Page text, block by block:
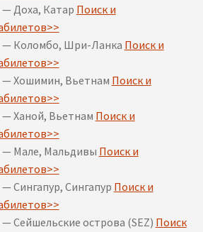
— Доха, Катар Поиск и
— Коломбо, Шри-Ланка Поиск и
— Хошимин, Вьетнам Поиск и
— Ханой, Вьетнам Поиск и
— Мале, Мальдивы Поиск и
Сингапур, Сингапур Поиск и
Сейшельские острова (SEZ) Поиск